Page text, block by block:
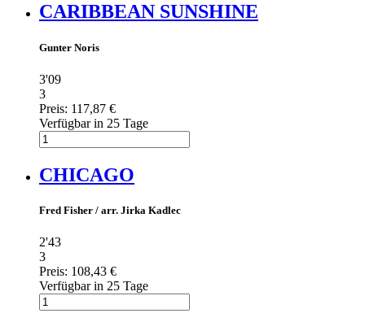
CARIBBEAN SUNSHINE
Gunter Noris
3'09
3
Preis: 117,87 €
Verfügbar in 25 Tage
CHICAGO
Fred Fisher / arr. Jirka Kadlec
2'43
3
Preis: 108,43 €
Verfügbar in 25 Tage